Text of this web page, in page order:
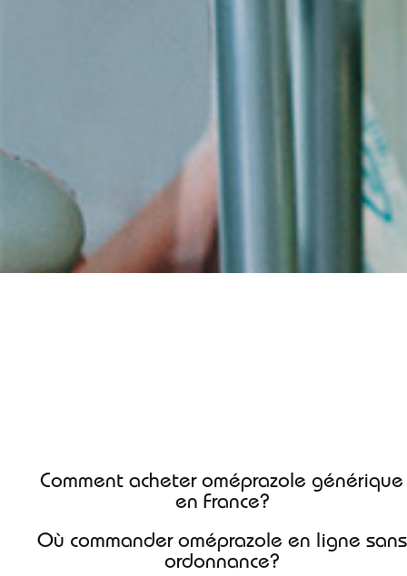
Comment acheter oméprazole générique
en France?
Où commander oméprazole en ligne sans
ordonnance?